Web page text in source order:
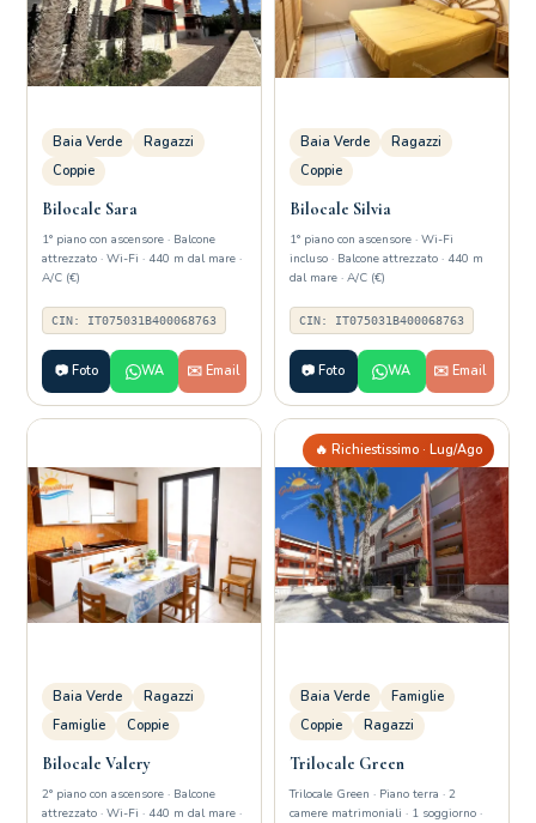
Baia Verde
Ragazzi
Coppie
Bilocale Sara
1° piano con ascensore · Balcone
attrezzato · Wi-Fi · 440 m dal mare ·
A/C (€)
CIN: IT075031B400068763
📷 Foto WA ✉️ Email
Baia Verde
Ragazzi
Coppie
Bilocale Silvia
1° piano con ascensore · Wi-Fi
incluso · Balcone attrezzato · 440 m
dal mare · A/C (€)
CIN: IT075031B400068763
📷 Foto WA ✉️ Email
Baia Verde
Ragazzi
Famiglie
Coppie
Bilocale Valery
2° piano con ascensore · Balcone
attrezzato · Wi-Fi · 440 m dal mare ·
🔥 Richiestissimo · Lug/Ago
Baia Verde
Famiglie
Coppie
Ragazzi
Trilocale Green
Trilocale Green · Piano terra · 2
camere matrimoniali · 1 soggiorno ·